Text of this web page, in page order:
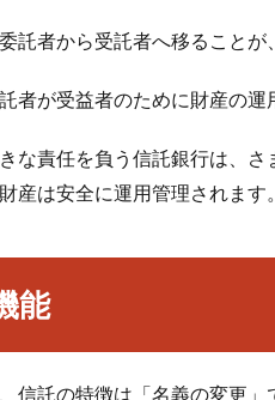
託者から受託者へ移ることが
者が受益者のために財産の運
な責任を負う信託銀行は、
産は安全に運用管理されます。
能
信託の特徴は「名義の変更